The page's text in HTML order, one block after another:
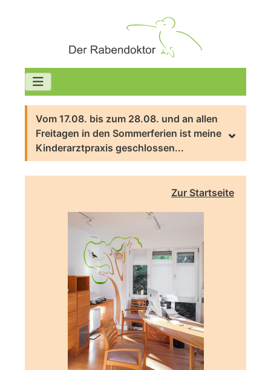
Vom 17.08. bis zum 28.08. und an allen
Freitagen in den Sommerferien ist meine
Kinderarztpraxis geschlossen...
Zur Startseite